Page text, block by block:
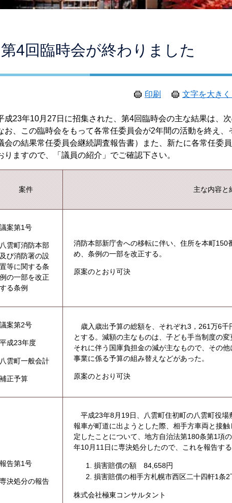
第4回臨時会が終わりました
印刷 文字を大き
23年10月27日に招集された、第4回臨時会の主な結果は、次
、この臨時会をもって各常任委員会が2年間の活動を終え、
会の結果常任委員会継続調査報告書）また、新たに各常任委
りますので、「議員の紹介」でご確認下さい。
案件 主な内容と
議案第1号
八雲町消防本部
及び消防署の設
置等に関する条
例の一部を改正
する条例
消防本部新庁舎への移転に伴い、住所を本町150
め、条例の一部を改正する。
原案のとおり可決
議案第2号
平成23年度
八雲町一般会計
補正予算
歳入歳出予算の総額を、それぞれ3，261万6千
とする。減額の主なものは、子ども手当制度の
それに伴う国庫負担金の減が主なもので、その
事業に係る予算の組み替えなどがあった。
原案のとおり可決
報告第1号
専決処分の報告
平成23年8月19日、八雲町住初町の八雲町役場
報車が町道に出ようとした際、相手方車両と接
定したことについて、地方自治法第180条第1項
年10月11日に専決処分したので、これを報告する
損害賠償の額 84,658円
損害賠償の相手方札幌市西区二十四軒1条
株式会社極東コンサルタント